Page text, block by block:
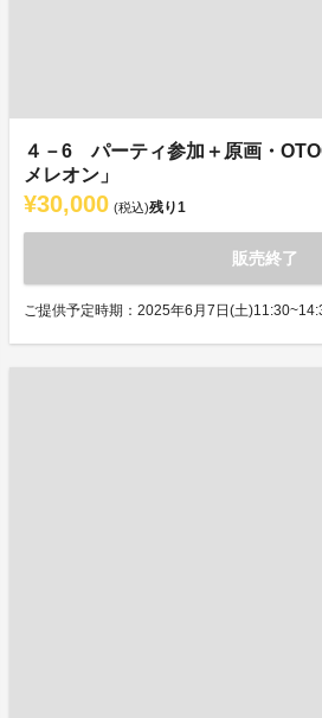
４－6 パーティ参加＋原画・
メレオン」
¥30,000 (税込)残り1
販売終了
ご提供予定時期：2025年6月7日(土